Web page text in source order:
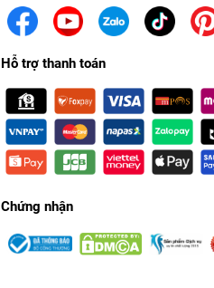
Hỗ trợ thanh toán
Chứng nhận